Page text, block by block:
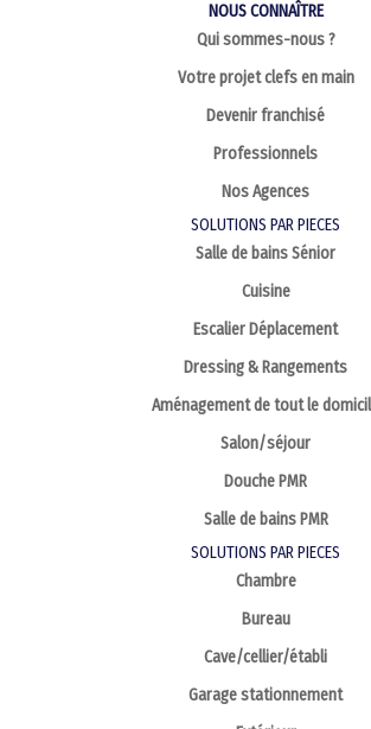
NOUS CONNAÎTRE
Qui sommes-nous ?
Votre projet clefs en main
Devenir franchisé
Professionnels
Nos Agences
SOLUTIONS PAR PIECES
Salle de bains Sénior
Cuisine
Escalier Déplacement
Dressing & Rangements
Aménagement de tout le
Salon/séjour
Douche PMR
Salle de bains PMR
SOLUTIONS PAR PIECES
Chambre
Bureau
Cave/cellier/établi
Garage stationnement